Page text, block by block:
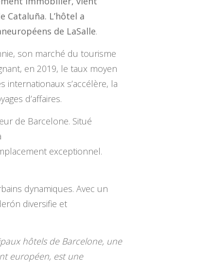
Cataluña. L’hôtel a
de LaSalle.
son marché du tourisme
en 2019, le taux moyen
internationaux s’accélère, la
d’affaires.
de Barcelone. Situé
exceptionnel.
dynamiques. Avec un
diversifie et
hôtels de Barcelone, une
européen, est une